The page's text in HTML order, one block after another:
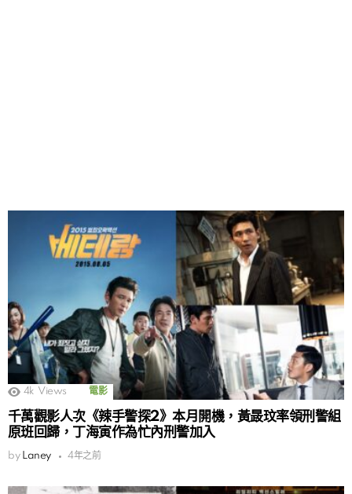
4k Views 電影
千萬觀影人次《辣手警探2》本月開機，黃晸玟率領刑警組
原班回歸，丁海寅作為忙內刑警加入
by Laney 4年之前